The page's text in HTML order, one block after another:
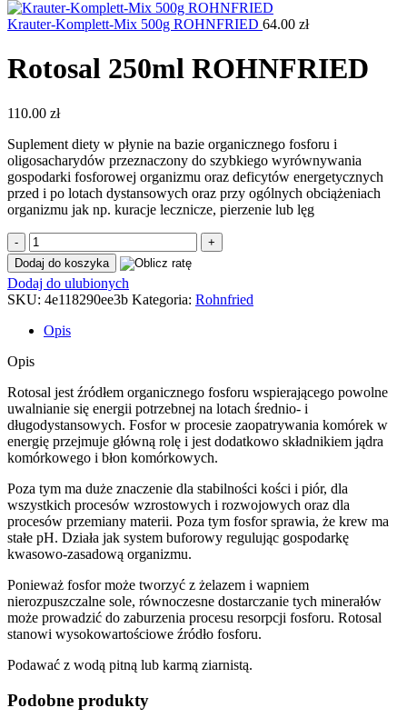
Krauter-Komplett-Mix 500g ROHNFRIED 64.00 zł
Rotosal 250ml ROHNFRIED
110.00 zł
Suplement diety w płynie na bazie organicznego fosforu i
oligosacharydów przeznaczony do szybkiego wyrównywania
gospodarki fosforowej organizmu oraz deficytów energetycznych
przed i po lotach dystansowych oraz przy ogólnych obciążeniach
organizmu jak np. kuracje lecznicze, pierzenie lub lęg
ilość
Rotosal
250ml
ROHNFRIED
Dodaj do koszyka
Dodaj do ulubionych
SKU: 4e118290ee3b Kategoria: Rohnfried
Opis
Opis
Rotosal jest źródłem organicznego fosforu wspierającego powolne
uwalnianie się energii potrzebnej na lotach średnio- i
długodystansowych. Fosfor w procesie zaopatrywania komórek w
energię przejmuje główną rolę i jest dodatkowo składnikiem jądra
komórkowego i błon komórkowych.
Poza tym ma duże znaczenie dla stabilności kości i piór, dla
wszystkich procesów wzrostowych i rozwojowych oraz dla
procesów przemiany materii. Poza tym fosfor sprawia, że krew ma
stałe pH. Działa jak system buforowy regulując gospodarkę
kwasowo-zasadową organizmu.
Ponieważ fosfor może tworzyć z żelazem i wapniem
nierozpuszczalne sole, równoczesne dostarczanie tych minerałów
może prowadzić do zaburzenia procesu resorpcji fosforu. Rotosal
stanowi wysokowartościowe źródło fosforu.
Podawać z wodą pitną lub karmą ziarnistą.
Podobne produkty